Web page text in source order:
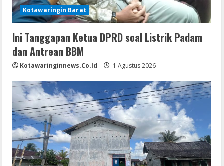
Kotawaringin Barat
Ini Tanggapan Ketua DPRD soal Listrik Padam
dan Antrean BBM
Kotawaringinnews.co.id 1 Agustus 2026